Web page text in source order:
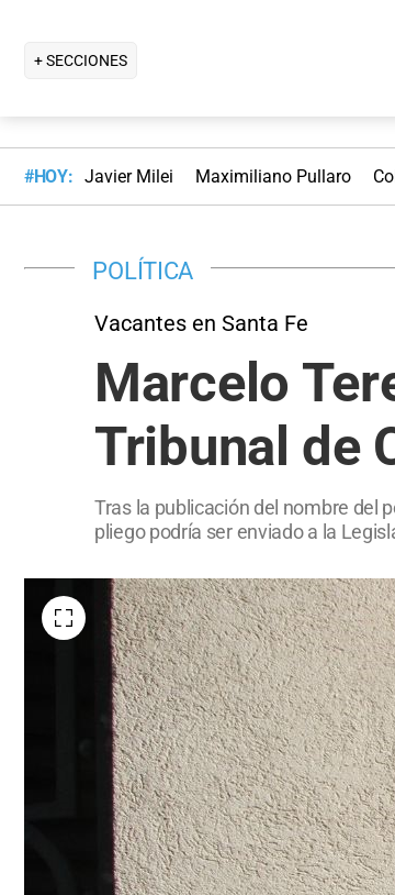
+ SECCIONES
#HOY: Javier Milei Maximiliano Pullaro
POLÍTICA
Vacantes en Santa Fe
Marcelo
Tribunal de
Tras la publicación del nombre del
pliego podría ser enviado a la